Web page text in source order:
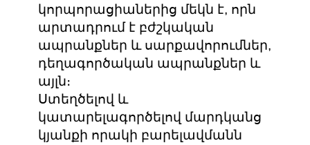
կորպորացիաներից մեկն է, որն
արտադրում է բժշկական
ապրանքներ և սարքավորումներ,
դեղագործական ապրանքներ և
այլն։
Ստեղծելով և
կատարելագործելով մարդկանց
կյանքի որակի բարելավմանն